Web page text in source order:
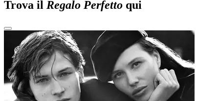
Trova il Regalo Perfetto qui